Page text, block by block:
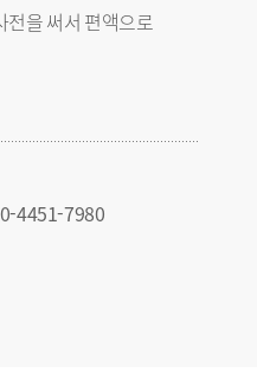
전을 써서 편액으로
4451-7980